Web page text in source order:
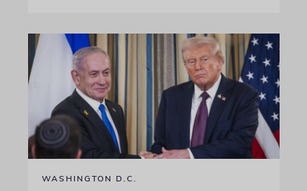
WASHINGTON D.C.